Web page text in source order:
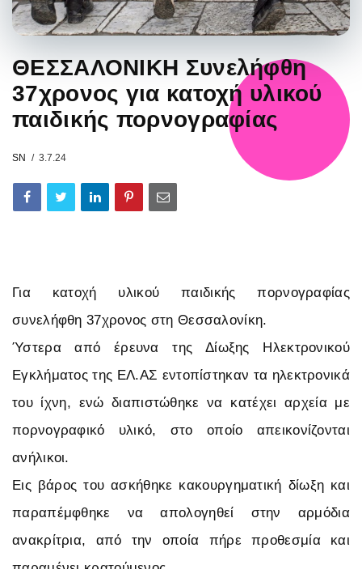
ΘΕΣΣΑΛΟΝΙΚΗ Συνελήφθη
37χρονος για κατοχή υλικού
παιδικής πορνογραφίας
SN 3.7.24
Για κατοχή υλικού παιδικής πορνογραφίας
συνελήφθη 37χρονος στη Θεσσαλονίκη.
Ύστερα από έρευνα της Δίωξης Ηλεκτρονικού
Εγκλήματος της ΕΛ.ΑΣ εντοπίστηκαν τα ηλεκτρονικά
του ίχνη, ενώ διαπιστώθηκε να κατέχει αρχεία με
πορνογραφικό υλικό, στο οποίο απεικονίζονται
ανήλικοι.
Εις βάρος του ασκήθηκε κακουργηματική δίωξη και
παραπέμφθηκε να απολογηθεί στην αρμόδια
ανακρίτρια, από την οποία πήρε προθεσμία και